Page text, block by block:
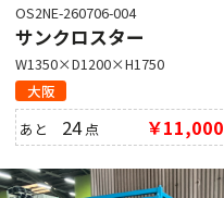
OS2NE-260706-004
サンクロスター
W1350×D1200×H1750
大阪
あと 24点 ￥11,000